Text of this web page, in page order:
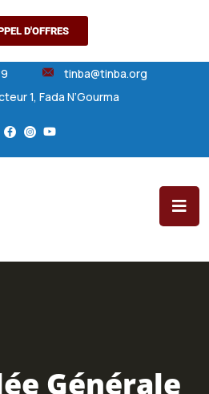
D'OFFRES
tinba@tinba.org
1, Fada N’Gourma
Générale